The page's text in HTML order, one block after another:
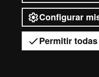
Configurar
Permitir